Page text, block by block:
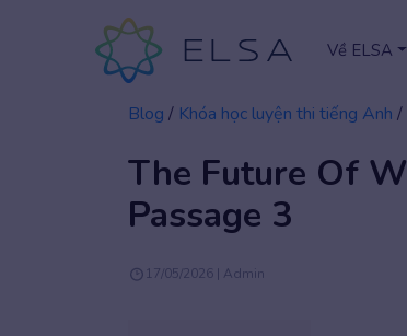
Về ELSA
Blog / Khóa học luyện thi tiếng Anh /
The Future Of
Passage 3
17/05/2026 | Admin